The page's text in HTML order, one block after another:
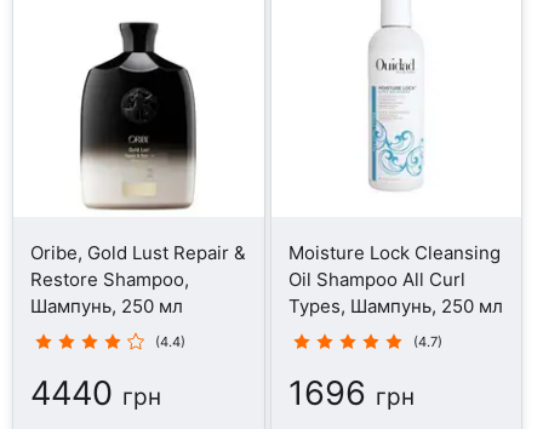
Oribe, Gold Lust Repair &
Restore Shampoo,
Шампунь, 250 мл
(4.4)
4440 грн
Moisture Lock Cleansing
Oil Shampoo All Curl
Types, Шампунь, 250 мл
(4.7)
1696 грн